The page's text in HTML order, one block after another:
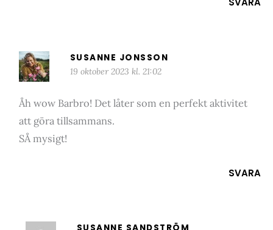
SUSANNE JONSSON
19 oktober 2023 kl. 21:02
Åh wow Barbro! Det låter som en perfekt aktivitet
att göra tillsammans.
SÅ mysigt!
SVARA